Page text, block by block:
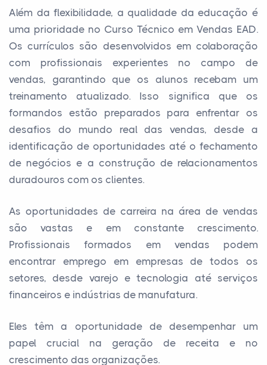
Além da flexibilidade, a qualidade da educação é
uma prioridade no Curso Técnico em Vendas EAD.
Os currículos são desenvolvidos em colaboração
com profissionais experientes no campo de
vendas, garantindo que os alunos recebam um
treinamento atualizado. Isso significa que os
formandos estão preparados para enfrentar os
desafios do mundo real das vendas, desde a
identificação de oportunidades até o fechamento
de negócios e a construção de relacionamentos
duradouros com os clientes.
As oportunidades de carreira na área de vendas
são vastas e em constante crescimento.
Profissionais formados em vendas podem
encontrar emprego em empresas de todos os
setores, desde varejo e tecnologia até serviços
financeiros e indústrias de manufatura.
Eles têm a oportunidade de desempenhar um
papel crucial na geração de receita e no
crescimento das organizações.